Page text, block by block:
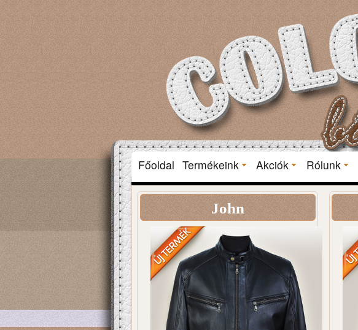
Főoldal Termékeink Akciók Rólunk
John